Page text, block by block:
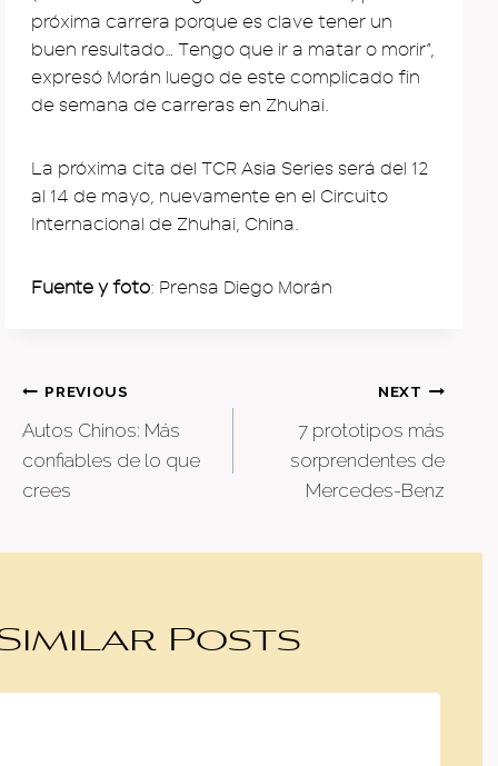
próxima carrera porque es clave tener un
buen resultado… Tengo que ir a matar o morir”,
expresó Morán luego de este complicado fin
de semana de carreras en Zhuhai.
La próxima cita del TCR Asia Series será del 12
al 14 de mayo, nuevamente en el Circuito
Internacional de Zhuhai, China.
Fuente y foto: Prensa Diego Morán
Post
navigation
PREVIOUS
Autos Chinos: Más
confiables de lo que
crees
NEXT
7 prototipos más
sorprendentes de
Mercedes-Benz
Posts